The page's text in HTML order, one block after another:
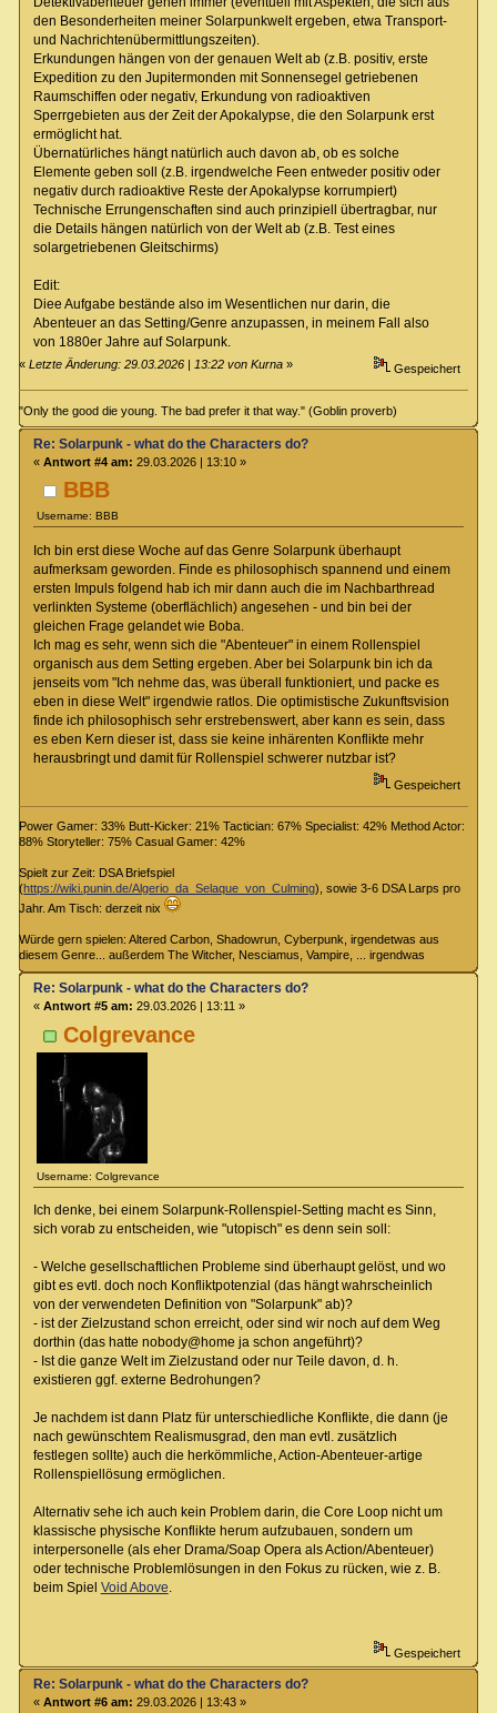
den Besonderheiten meiner Solarpunkwelt ergeben, etwa Transport-
und Nachrichtenübermittlungszeiten).
Erkundungen hängen von der genauen Welt ab (z.B. positiv, erste
Expedition zu den Jupitermonden mit Sonnensegel getriebenen
Raumschiffen oder negativ, Erkundung von radioaktiven
Sperrgebieten aus der Zeit der Apokalypse, die den Solarpunk erst
ermöglicht hat.
Übernatürliches hängt natürlich auch davon ab, ob es solche
Elemente geben soll (z.B. irgendwelche Feen entweder positiv oder
negativ durch radioaktive Reste der Apokalypse korrumpiert)
Technische Errungenschaften sind auch prinzipiell übertragbar, nur
die Details hängen natürlich von der Welt ab (z.B. Test eines
solargetriebenen Gleitschirms)
Edit:
Diee Aufgabe bestände also im Wesentlichen nur darin, die
Abenteuer an das Setting/Genre anzupassen, in meinem Fall also
von 1880er Jahre auf Solarpunk.
«Letzte Änderung: 29.03.2026 | 13:22 von Kurna » Gespeichert
"Only the good die young. The bad prefer it that way." (Goblin proverb)
BBB
Username: BBB
Re: Solarpunk - what do the Characters do?
« Antwort #4 am: 29.03.2026 | 13:10 »
Ich bin erst diese Woche auf das Genre Solarpunk überhaupt
aufmerksam geworden. Finde es philosophisch spannend und einem
ersten Impuls folgend hab ich mir dann auch die im Nachbarthread
verlinkten Systeme (oberflächlich) angesehen - und bin bei der
gleichen Frage gelandet wie Boba.
Ich mag es sehr, wenn sich die "Abenteuer" in einem Rollenspiel
organisch aus dem Setting ergeben. Aber bei Solarpunk bin ich da
jenseits vom "Ich nehme das, was überall funktioniert, und packe es
eben in diese Welt" irgendwie ratlos. Die optimistische Zukunftsvision
finde ich philosophisch sehr erstrebenswert, aber kann es sein, dass
es eben Kern dieser ist, dass sie keine inhärenten Konflikte mehr
herausbringt und damit für Rollenspiel schwerer nutzbar ist?
Gespeichert
Power Gamer: 33% Butt-Kicker: 21% Tactician: 67% Specialist: 42% Method Actor:
88% Storyteller: 75% Casual Gamer: 42%
Spielt zur Zeit: DSA Briefspiel
(https://wiki.punin.de/Algerio_da_Selaque_von_Culming), sowie 3-6 DSA Larps pro
Jahr. Am Tisch: derzeit nix
Würde gern spielen: Altered Carbon, Shadowrun, Cyberpunk, irgendetwas aus
diesem Genre... außerdem The Witcher, Nesciamus, Vampire, ... irgendwas
Colgrevance
Username: Colgrevance
Re: Solarpunk - what do the Characters do?
« Antwort #5 am: 29.03.2026 | 13:11 »
Ich denke, bei einem Solarpunk-Rollenspiel-Setting macht es Sinn,
sich vorab zu entscheiden, wie "utopisch" es denn sein soll:
- Welche gesellschaftlichen Probleme sind überhaupt gelöst, und wo
gibt es evtl. doch noch Konfliktpotenzial (das hängt wahrscheinlich
von der verwendeten Definition von "Solarpunk" ab)?
- ist der Zielzustand schon erreicht, oder sind wir noch auf dem Weg
dorthin (das hatte nobody@home ja schon angeführt)?
- Ist die ganze Welt im Zielzustand oder nur Teile davon, d. h.
existieren ggf. externe Bedrohungen?
Je nachdem ist dann Platz für unterschiedliche Konflikte, die dann (je
nach gewünschtem Realismusgrad, den man evtl. zusätzlich
festlegen sollte) auch die herkömmliche, Action-Abenteuer-artige
Rollenspiellösung ermöglichen.
Alternativ sehe ich auch kein Problem darin, die Core Loop nicht um
klassische physische Konflikte herum aufzubauen, sondern um
interpersonelle (als eher Drama/Soap Opera als Action/Abenteuer)
oder technische Problemlösungen in den Fokus zu rücken, wie z. B.
beim Spiel Void Above.
Gespeichert
Re: Solarpunk - what do the Characters do?
« Antwort #6 am: 29.03.2026 | 13:43 »